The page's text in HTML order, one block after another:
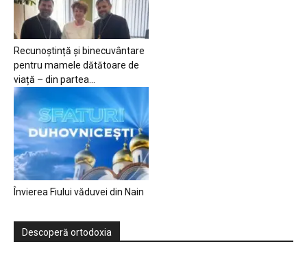
Recunoștință și binecuvântare
pentru mamele dătătoare de
viață – din partea...
Învierea Fiului văduvei din Nain
Descoperă ortodoxia